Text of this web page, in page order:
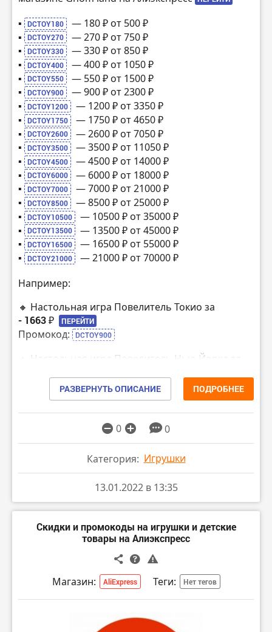
▪️ DCTOY180
— 180 ₽ от 500 ₽
▪️
DCTOY270
— 270 ₽ от 750 ₽
▪️
DCTOY330
— 330 ₽ от 850 ₽
▪️
DCTOY400
— 400 ₽ от 1050 ₽
▪️
DCTOY550
— 550 ₽ от 1500 ₽
▪️
DCTOY900
— 900 ₽ от 2300 ₽
▪️
DCTOY1200
— 1200 ₽ от 3350 ₽
▪️
DCTOY1750
— 1750 ₽ от 4650 ₽
▪️
DCTOY2600
— 2600 ₽ от 7050 ₽
▪️
DCTOY3500
— 3500 ₽ от 11050 ₽
▪️
DCTOY4500
— 4500 ₽ от 14000 ₽
▪️
DCTOY6000
— 6000 ₽ от 18000 ₽
▪️
DCTOY7000
— 7000 ₽ от 21000 ₽
▪️
DCTOY8500
— 8500 ₽ от 25000 ₽
▪️
DCTOY10500
— 10500 ₽ от 35000 ₽
▪️
DCTOY13500
— 13500 ₽ от 45000 ₽
▪️
DCTOY16500
— 16500 ₽ от 55000 ₽
▪️
DCTOY21000
— 21000 ₽ от 70000 ₽
Например:
🔸 Настольная игра Повелитель Токио за
- 1663 ₽ ПЕРЕЙТИ
Промокод: DCTOY900
🔸 Настольная игра Повелитель Нью-Йорка за
Промокод: DCTOY900
🔸 Популярные товары магазина Gnom land на
ПЕРЕЙТИ
РАЗВЕРНУТЬ ОПИСАНИЕ ПОДРОБНЕЕ
0 0
Категория: Игрушки
13.01.2022 в 13:35
Скидки и промокоды на игрушки и детские
товары на Алиэкспресс
Магазин: AliExpress Теги: Нет тегов